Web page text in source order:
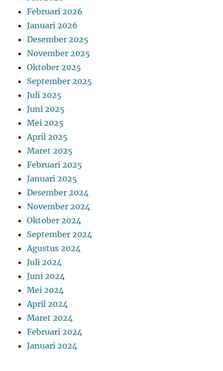
Februari 2026
Januari 2026
Desember 2025
November 2025
Oktober 2025
September 2025
Juli 2025
Juni 2025
Mei 2025
April 2025
Maret 2025
Februari 2025
Januari 2025
Desember 2024
November 2024
Oktober 2024
September 2024
Agustus 2024
Juli 2024
Juni 2024
Mei 2024
April 2024
Maret 2024
Februari 2024
Januari 2024